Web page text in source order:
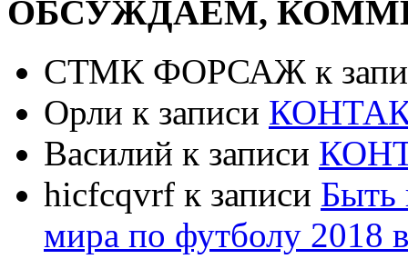
ОБСУЖДАЕМ,
СТМК ФОРСАЖ к
Орли к записи
Василий к записи
hicfcqvrf к записи Быть
мира по футболу 2018